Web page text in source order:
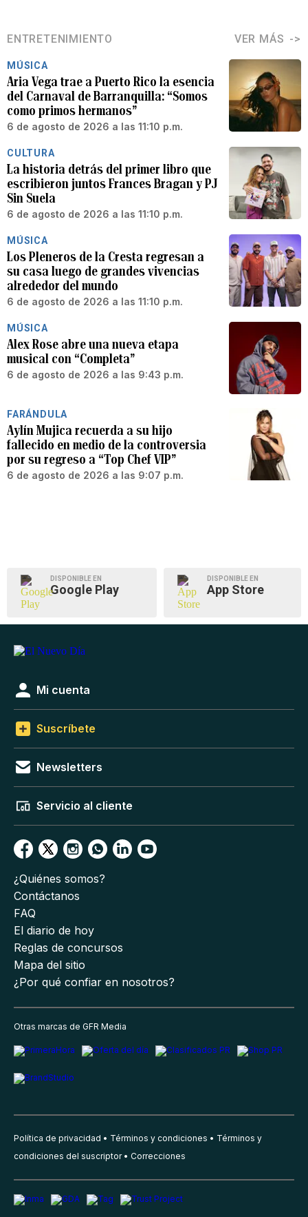
ENTRETENIMIENTO VER MÁS
MÚSICA
Aria Vega trae a Puerto Rico la esencia
del Carnaval de Barranquilla: “Somos
como primos hermanos”
6 de agosto de 2026 a las 11:10 p.m.
CULTURA
La historia detrás del primer libro que
escribieron juntos Frances Bragan y PJ
Sin Suela
6 de agosto de 2026 a las 11:10 p.m.
MÚSICA
Los Pleneros de la Cresta regresan a
su casa luego de grandes vivencias
alrededor del mundo
6 de agosto de 2026 a las 11:10 p.m.
MÚSICA
Alex Rose abre una nueva etapa
musical con “Completa”
6 de agosto de 2026 a las 9:43 p.m.
FARÁNDULA
Aylín Mujica recuerda a su hijo
fallecido en medio de la controversia
por su regreso a “Top Chef VIP”
6 de agosto de 2026 a las 9:07 p.m.
DISPONIBLE EN
Google Play
DISPONIBLE EN
App Store
Mi cuenta
Suscríbete
Newsletters
Servicio al cliente
¿Quiénes somos?
Contáctanos
FAQ
El diario de hoy
Reglas de concursos
Mapa del sitio
¿Por qué confiar en nosotros?
Otras marcas de GFR Media
Política de privacidad Términos y condiciones
Términos y
condiciones del suscriptor
Correcciones